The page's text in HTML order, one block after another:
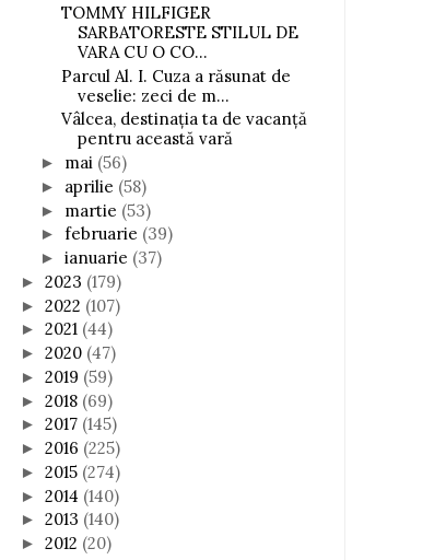
TOMMY HILFIGER
SARBATORESTE STILUL DE
VARA CU O CO...
Parcul Al. I. Cuza a răsunat de
veselie: zeci de m...
Vâlcea, destinația ta de vacanță
pentru această vară
► mai (56)
► aprilie (58)
► martie (53)
► februarie (39)
► ianuarie (37)
► 2023 (179)
► 2022 (107)
► 2021 (44)
► 2020 (47)
► 2019 (59)
► 2018 (69)
► 2017 (145)
► 2016 (225)
► 2015 (274)
► 2014 (140)
► 2013 (140)
► 2012 (20)